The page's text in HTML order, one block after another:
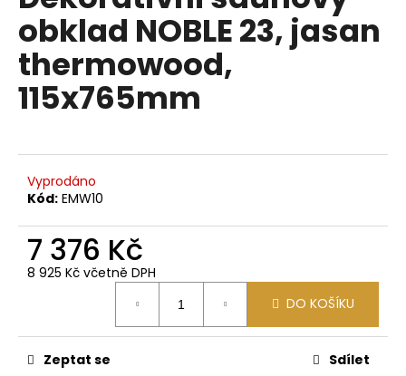
z
5
hvězdiček.
obklad NOBLE 23, jasan
thermowood,
115x765mm
Vyprodáno
Kód: EMW10
7 376 Kč
8 925 Kč včetně DPH
DO KOŠÍKU
Zeptat se Sdílet
a
j
í
t
?
o